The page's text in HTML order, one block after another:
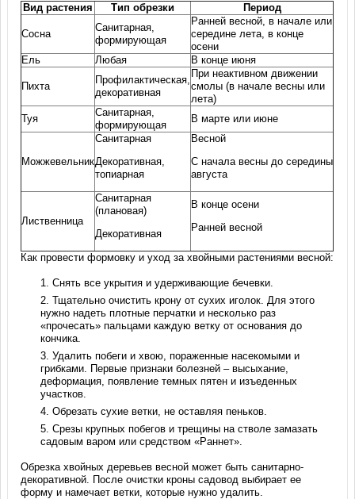
Вид растения
Тип обрезки Период
Сосна
Санитарная,
формирующая
Ранней весной, в начале или
середине лета, в конце
осени
Ель
Любая В конце июня
Пихта
Профилактическая,
декоративная
При неактивном движении
смолы (в начале весны или
лета)
Туя
Санитарная,
формирующая
В марте или июне
Можжевельник
Санитарная
Декоративная,
топиарная
Весной
С начала весны до середины
августа
Лиственница
Санитарная
(плановая)
Декоративная
В конце осени
Ранней весной
Как провести формовку и уход за хвойными растениями весной:
Снять все укрытия и удерживающие бечевки.
Тщательно очистить крону от сухих иголок. Для этого
нужно надеть плотные перчатки и несколько раз
«прочесать» пальцами каждую ветку от основания до
кончика.
Удалить побеги и хвою, пораженные насекомыми и
грибками. Первые признаки болезней – высыхание,
деформация, появление темных пятен и изъеденных
участков.
Обрезать сухие ветки, не оставляя пеньков.
Срезы крупных побегов и трещины на стволе замазать
садовым варом или средством «Раннет».
Обрезка хвойных деревьев весной может быть санитарно-
декоративной. После очистки кроны садовод выбирает ее
форму и намечает ветки, которые нужно удалить.